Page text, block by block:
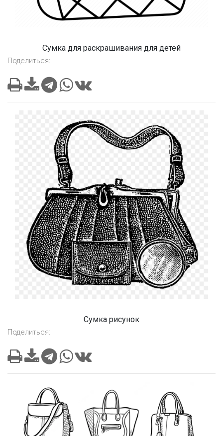
Сумка для раскрашивания для детей
Поделиться:
Сумка рисунок
Поделиться: